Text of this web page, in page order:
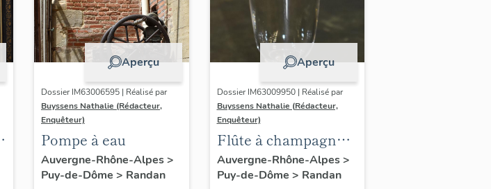
Aperçu
Dossier IM63006595 | Réalisé par
Buyssens Nathalie (Rédacteur,
Enquêteur)
Pompe à eau
Auvergne-Rhône-Alpes>
Puy-de-Dôme > Randan
Aperçu
Dossier IM63009950 | Réalisé par
Buyssens Nathalie (Rédacteur,
Enquêteur)
Flûte à champagne
n° 9
Auvergne-Rhône-Alpes>
Puy-de-Dôme > Randan